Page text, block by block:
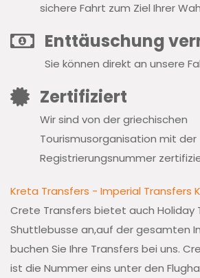
sichere Fahrt zum Ziel Ihrer
Enttäuschung
Sie können direkt an unsere
Zertifiziert
Wir sind von der griechischen
Tourismusorganisation mit der
Registrierungsnummer
Kreta Transfers - Imperial Transfers
Crete Transfers bietet auch Holiday
Shuttlebusse an,auf der gesamten
buchen Sie Ihre Transfers bei uns.
ist die Nummer eins unter den